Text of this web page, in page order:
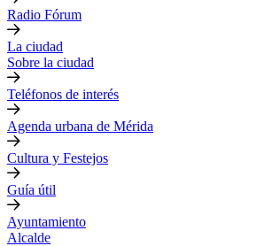
Radio Fórum
La ciudad
Sobre la ciudad
Teléfonos de interés
Agenda urbana de Mérida
Cultura y Festejos
Guía útil
Ayuntamiento
Alcalde